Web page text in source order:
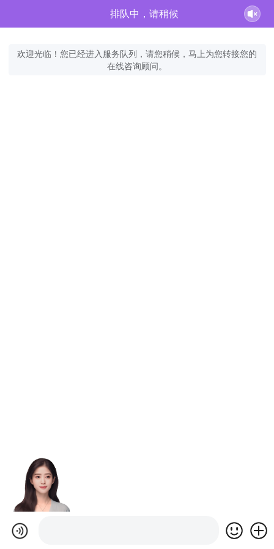
排队中，请稍候
欢迎光临！您已经进入服务队列，请您稍候，马上为您转接您的
在线咨询顾问。